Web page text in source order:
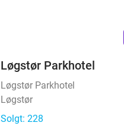
Løgstør Parkhotel
Løgstør Parkhotel
Løgstør
Solgt: 228